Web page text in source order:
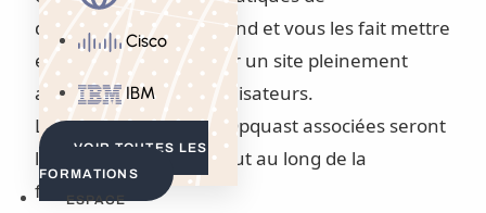
Cisco
IBM
VOIR TOUTES LES
FORMATIONS
ESPACE
développement front-end et vous les fait mettre
en œuvre afin d’assurer un site pleinement
accessible à tous les utilisateurs.
Les bonnes pratiques Opquast associées seront
largement abordées tout au long de la
formation.